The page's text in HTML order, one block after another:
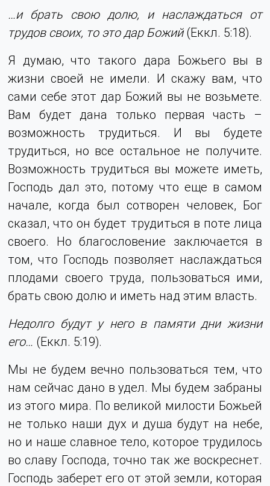
…и брать свою долю, и наслаждаться от
трудов своих, то это дар Божий(Еккл. 5:18).
Я думаю, что такого дара Божьего вы в
жизни своей не имели. И скажу вам, что
сами себе этот дар Божий вы не возьмете.
Вам будет дана только первая часть –
возможность трудиться. И вы будете
трудиться, но все остальное не получите.
Возможность трудиться вы можете иметь,
Господь дал это, потому что еще в самом
начале, когда был сотворен человек, Бог
сказал, что он будет трудиться в поте лица
своего. Но благословение заключается в
том, что Господь позволяет наслаждаться
плодами своего труда, пользоваться ими,
брать свою долю и иметь над этим власть.
Недолго будут у него в памяти дни жизни
его… (Еккл. 5:19).
Мы не будем вечно пользоваться тем, что
нам сейчас дано в удел. Мы будем забраны
из этого мира. По великой милости Божьей
не только наши дух и душа будут на небе,
но и наше славное тело, которое трудилось
во славу Господа, точно так же воскреснет.
Господь заберет его от этой земли, которая